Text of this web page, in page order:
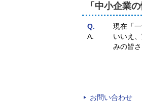
「中小企業
Q.
現在「
A.
いいえ
みの皆
お問い合わせ